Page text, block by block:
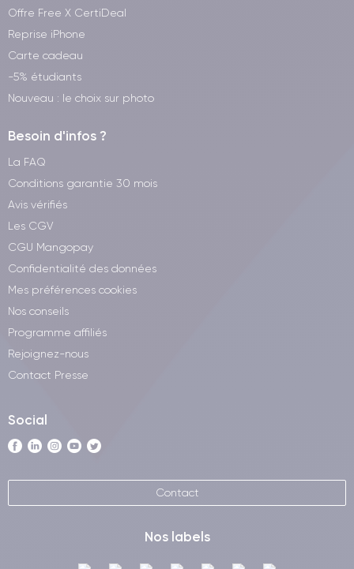
Offre Free X CertiDeal
Reprise iPhone
Carte cadeau
-5% étudiants
Nouveau : le choix sur photo
Besoin d'infos ?
La FAQ
Conditions garantie 30 mois
Avis vérifiés
Les CGV
CGU Mangopay
Confidentialité des données
Mes préférences cookies
Nos conseils
Programme affiliés
Rejoignez-nous
Contact Presse
Social
Contact
Nos labels